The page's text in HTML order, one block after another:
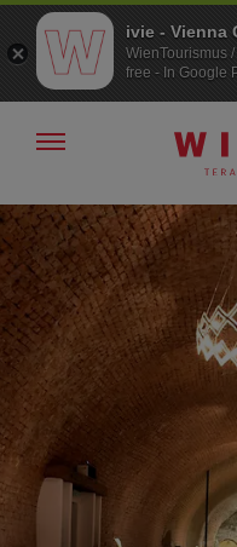
Przejdź
do
nawigacji
Przejdź
do
treści
Pokaż/ukryj
ivie - Vienna
WienTourismus
free - In Google